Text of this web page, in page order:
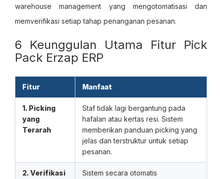
warehouse management yang mengotomatisasi dan
memverifikasi setiap tahap penanganan pesanan.
6 Keunggulan Utama Fitur Pick
Pack Erzap ERP
Fitur Manfaat
1. Picking
yang
Terarah
Staf tidak lagi bergantung pada
hafalan atau kertas resi. Sistem
memberikan panduan picking yang
jelas dan terstruktur untuk setiap
pesanan.
2. Verifikasi
Sistem secara otomatis